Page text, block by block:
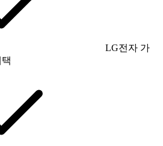
LG전자 가